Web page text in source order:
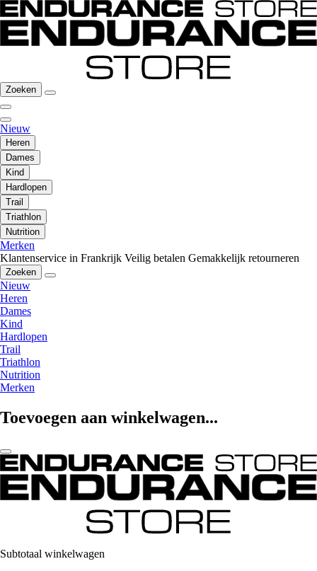
Zoeken
Nieuw
Heren
Dames
Kind
Hardlopen
Trail
Triathlon
Nutrition
Merken
Klantenservice in Frankrijk Veilig betalen Gemakkelijk retourneren
Zoeken
Nieuw
Heren
Dames
Kind
Hardlopen
Trail
Triathlon
Nutrition
Merken
Toevoegen aan winkelwagen...
Subtotaal winkelwagen